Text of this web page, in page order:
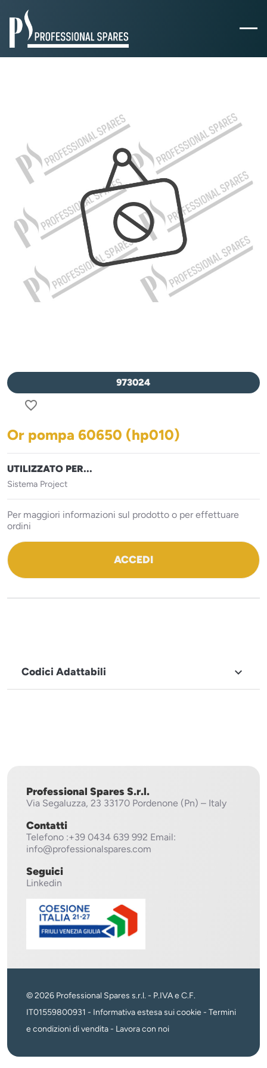
973024
favorite_border
Or pompa 60650 (hp010)
UTILIZZATO PER...
Sistema Project
Per maggiori informazioni sul prodotto o per effettuare
ordini
ACCEDI
Codici Adattabili 
Professional Spares S.r.l.
Via Segaluzza, 23 33170 Pordenone (Pn) – Italy
Contatti
Telefono :+39 0434 639 992 Email:
info@professionalspares.com
Seguici
Linkedin
© 2026 Professional Spares s.r.l. - P.IVA e C.F.
IT01559800931 - Informativa estesa sui cookie - Termini
e condizioni di vendita- Lavora con noi